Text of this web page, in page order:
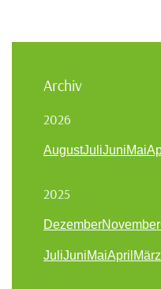
Archiv
2026
AugustJuliJuniMai
2025
DezemberNovember
JuliJuniMaiApril März